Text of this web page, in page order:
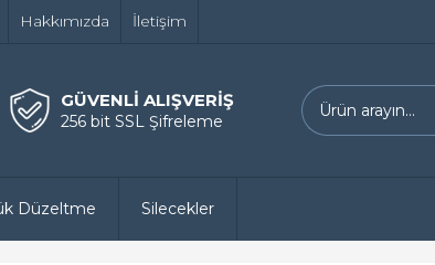
Hakkımızda İletişim
GÜVENLİ ALIŞVERİŞ
256 bit SSL Şifreleme
Düzeltme Silecekler